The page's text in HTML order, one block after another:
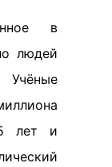
в
людей
лет и